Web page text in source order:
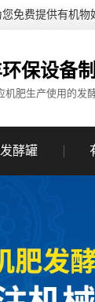
免费提供有机
保设备
机肥生产使用的发
酵罐